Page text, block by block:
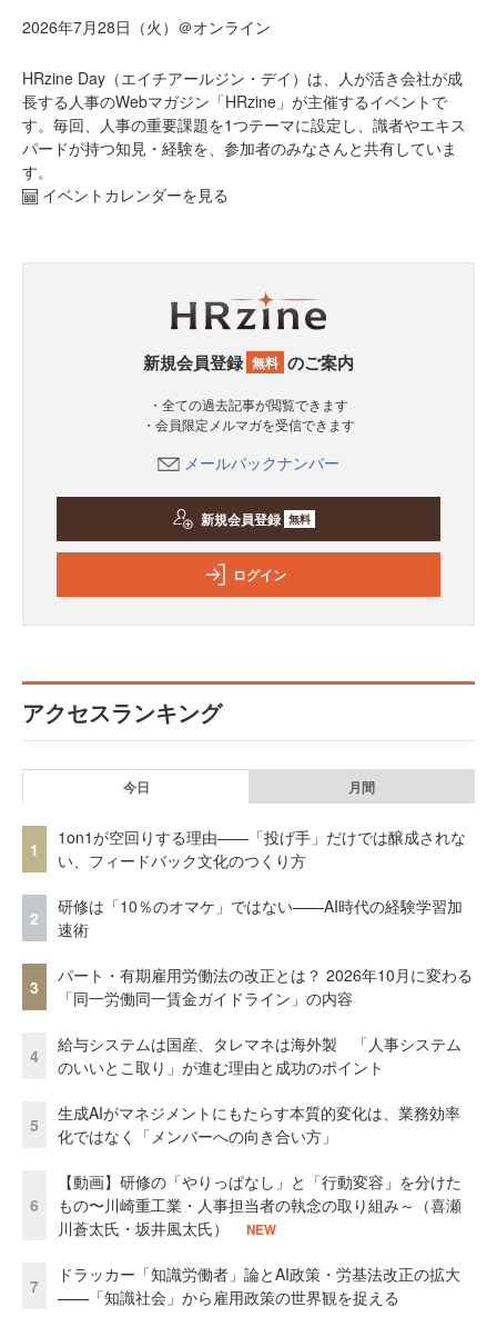
2026年7月28日（火）＠オンライン
HRzine Day（エイチアールジン・デイ）は、人が活き会社が成
長する人事のWebマガジン「HRzine」が主催するイベントで
す。毎回、人事の重要課題を1つテーマに設定し、識者やエキス
パードが持つ知見・経験を、参加者のみなさんと共有していま
す。
イベントカレンダーを見る
新規会員登録 無料 のご案内
・全ての過去記事が閲覧できます
・会員限定メルマガを受信できます
メールバックナンバー
新規会員登録 無料
ログイン
アクセスランキング
今日 月間
1
1on1が空回りする理由——「投げ手」だけでは醸成されな
い、フィードバック文化のつくり方
2
研修は「10％のオマケ」ではない——AI時代の経験学習加
速術
3
パート・有期雇用労働法の改正とは？ 2026年10月に変わる
「同一労働同一賃金ガイドライン」の内容
4
給与システムは国産、タレマネは海外製 「人事システム
のいいとこ取り」が進む理由と成功のポイント
5
生成AIがマネジメントにもたらす本質的変化は、業務効率
化ではなく「メンバーへの向き合い方」
6
【動画】研修の「やりっぱなし」と「行動変容」を分けた
もの〜川崎重工業・人事担当者の執念の取り組み～（喜瀬
川蒼太氏・坂井風太氏）
NEW
7
ドラッカー「知識労働者」論とAI政策・労基法改正の拡大
——「知識社会」から雇用政策の世界観を捉える